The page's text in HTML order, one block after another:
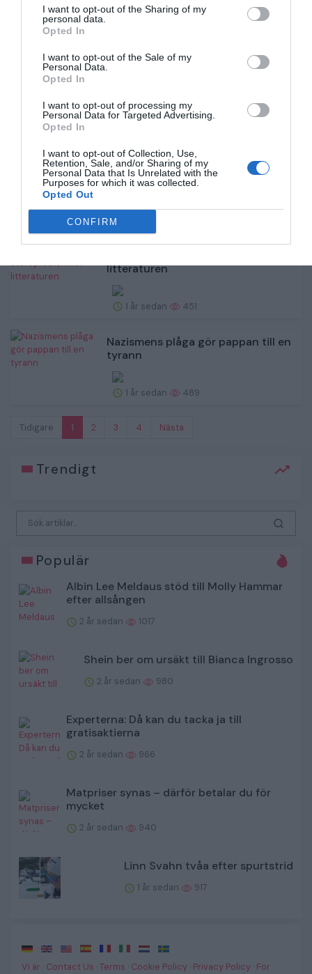
I want to opt-out of the Sharing of my
personal data.
Opted In
I want to opt-out of the Sale of my
Personal Data.
Opted In
I want to opt-out of processing my
Personal Data for Targeted Advertising.
Opted In
I want to opt-out of Collection, Use,
Retention, Sale, and/or Sharing of my
Personal Data that Is Unrelated with the
Purposes for which it was collected.
Opted Out
CONFIRM
Hans tips? Häll filmjölk på bilen
SVT:s julserie väcker min inre Henrik
Jönsson
litteraturen
1 år sedan 451
Nazismens plåga gör pappan till en
tyrann
1 år sedan 489
Tidigare 1 2 3 4 Nästa
Trendigt
Populär
Albin Lee Meldaus stöd till Molly Hammar
efter allsången
2 år sedan 1017
Shein ber om ursäkt till Bianca Ingrosso
2 år sedan 980
Experterna: Då kan du tacka ja till
gratisaktierna
2 år sedan 966
Matpriser synas – därför betalar du för
mycket
2 år sedan 940
Linn Svahn tvåa efter spurtstrid
1 år sedan 917
· · · · · ·
·
Vi är · Contact Us ·Terms · Cookie Policy · Privacy Policy · For